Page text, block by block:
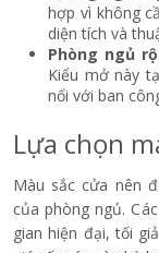
Mẫu cửa sổ
giữa không
Hướng
cửa
cánh